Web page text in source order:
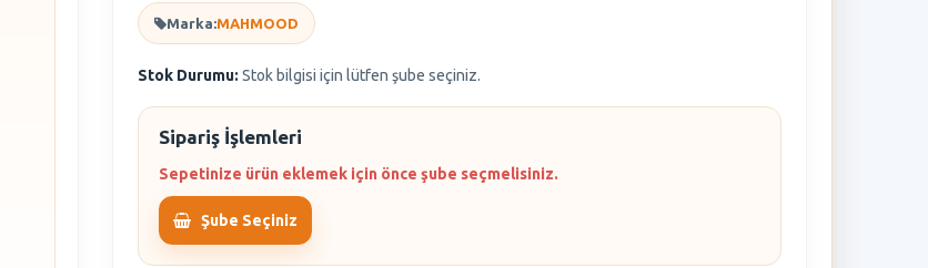
Marka:MAHMOOD
Stok Durumu: Stok bilgisi için lütfen şube seçiniz.
Sipariş İşlemleri
Sepetinize ürün eklemek için önce şube seçmelisiniz.
Şube Seçiniz